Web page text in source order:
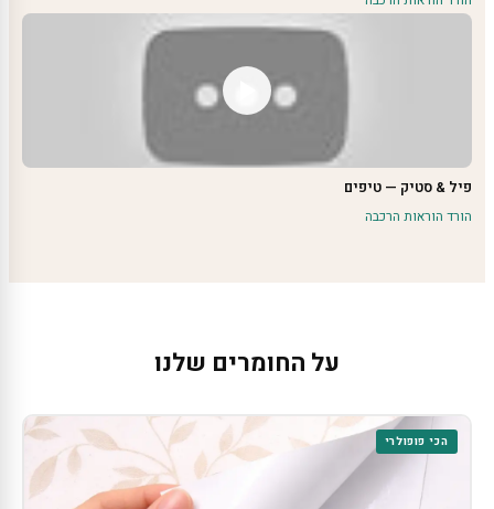
פיל & סטיק — טיפים
הורד הוראות הרכבה
על החומרים שלנו
הכי פופולרי